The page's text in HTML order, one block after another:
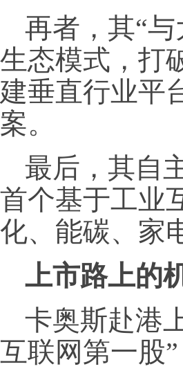
再者，其“
生态模式，打
建垂直行业平
案。
最后，其自
首个基于工业
化、能碳、家
上市路上的
卡奥斯赴港
互联网第一股